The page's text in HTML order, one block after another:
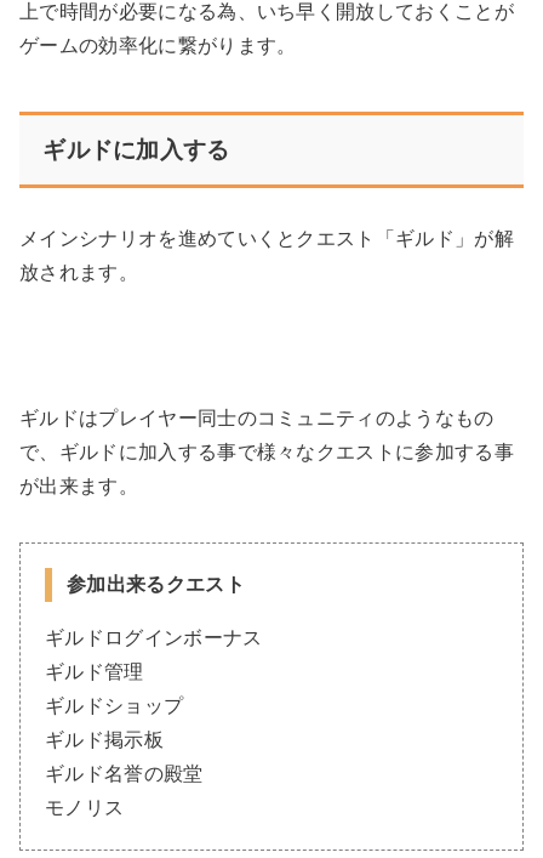
上で時間が必要になる為、いち早く開放しておくことが
ゲームの効率化に繋がります。
ギルドに加入する
メインシナリオを進めていくとクエスト「ギルド」が解
放されます。
ギルドはプレイヤー同士のコミュニティのようなもの
で、ギルドに加入する事で様々なクエストに参加する事
が出来ます。
参加出来るクエスト
ギルドログインボーナス
ギルド管理
ギルドショップ
ギルド掲示板
ギルド名誉の殿堂
モノリス